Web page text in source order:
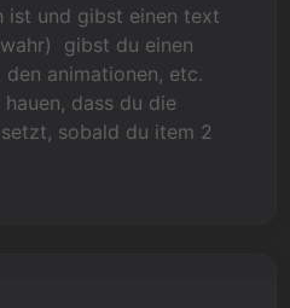
ist und gibst einen text
gibst du einen
animationen, etc.
dass du die
sobald du item 2